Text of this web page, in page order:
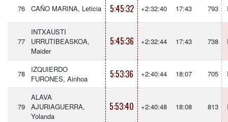
76 CAÑO MARINA, Leticia 5:45:32 +2:32:40 17:43 793
77
INTXAUSTI
URRUTIBEASKOA,
Maider
5:45:36 +2:32:44 17:43 738
78
IZQUIERDO
FURONES, Ainhoa
5:53:36 +2:40:44 18:07 705
79
ALAVA
AJURIAGUERRA,
Yolanda
5:53:40 +2:40:48 18:08 813